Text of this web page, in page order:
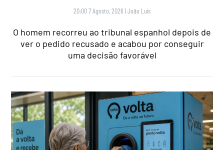
20:00 7 Agosto, 2026 |João Luís
O homem recorreu ao tribunal espanhol depois de
ver o pedido recusado e acabou por conseguir
uma decisão favorável